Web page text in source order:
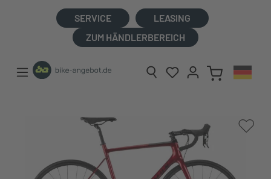
SERVICE
LEASING
ZUM HÄNDLERBEREICH
Bildergalerie überspringen